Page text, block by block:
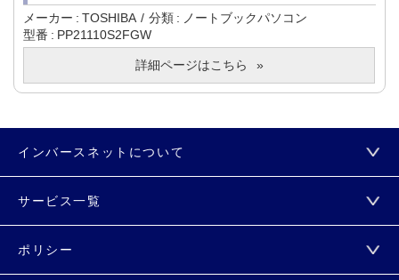
メーカー TOSHIBA 分類
ノートブックパソコン
型番
PP21110S2FGW
詳細ページはこちら
インバースネットについて
サービス一覧
ポリシー